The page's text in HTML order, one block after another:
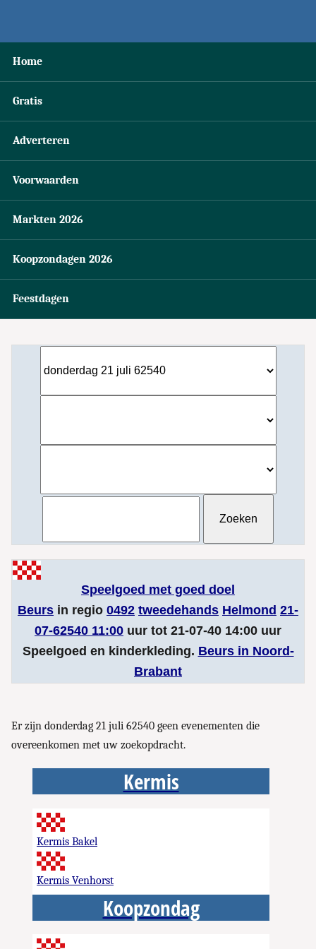
Home
Gratis
Adverteren
Voorwaarden
Markten 2026
Koopzondagen 2026
Feestdagen
Speelgoed met goed doel
Beurs in regio 0492 tweedehands Helmond 21-
07-62540 11:00 uur tot 21-07-40 14:00 uur
Speelgoed en kinderkleding. Beurs in Noord-
Brabant
Er zijn donderdag 21 juli 62540 geen evenementen die
overeenkomen met uw zoekopdracht.
Kermis
Kermis Bakel
Kermis Venhorst
Koopzondag